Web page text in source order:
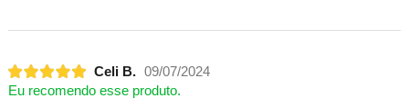
Celi B. 09/07/2024
Eu recomendo esse produto.